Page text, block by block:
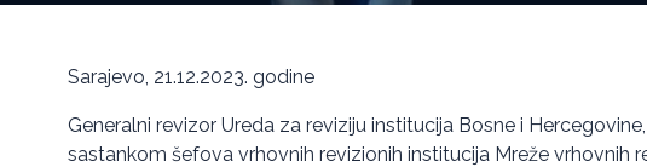
Sarajevo, 21.12.2023. godine
Generalni revizor Ureda za reviziju institucija Bosne i
sastankom šefova vrhovnih revizionih institucija Mreže vrhovnih